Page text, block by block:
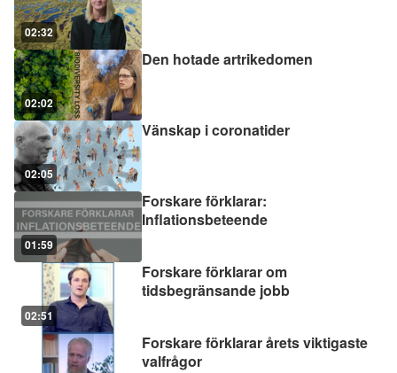
02:32
02:02
Den hotade artrikedomen
02:05
Vänskap i coronatider
01:59
Forskare förklarar:
Inflationsbeteende
02:51
Forskare förklarar om
tidsbegränsande jobb
Forskare förklarar årets viktigaste
valfrågor